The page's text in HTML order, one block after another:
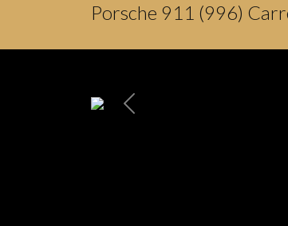
Porsche 911 (996)
Poprzednia